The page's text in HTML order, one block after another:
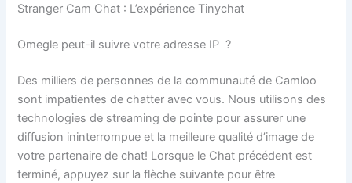
Stranger Cam Chat : L’expérience Tinychat
Omegle peut-il suivre votre adresse IP ?
Des milliers de personnes de la communauté de Camloo
sont impatientes de chatter avec vous. Nous utilisons des
technologies de streaming de pointe pour assurer une
diffusion ininterrompue et la meilleure qualité d’image de
votre partenaire de chat! Lorsque le Chat précédent est
terminé, appuyez sur la flèche suivante pour être